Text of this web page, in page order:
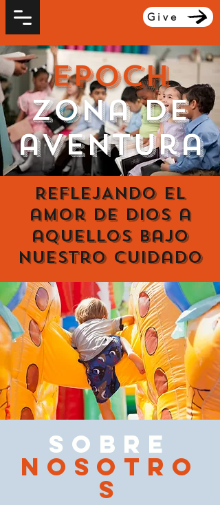
Give
Epoch
Zona de
aventura
REFLEJANDO el
amor de Dios a
aquellos bajo
nuestro cuidado
Sobre
nosotro
s